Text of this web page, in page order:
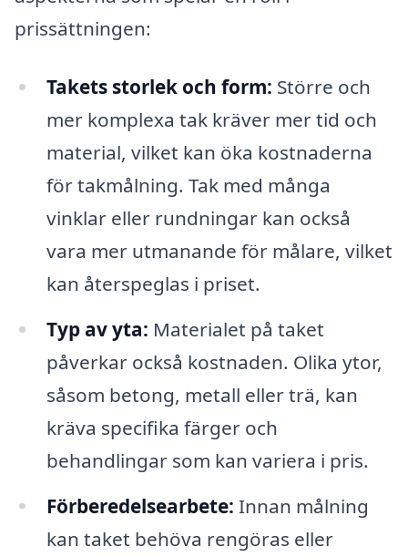
prissättningen:
Takets storlek och form: Större och
mer komplexa tak kräver mer tid och
material, vilket kan öka kostnaderna
för takmålning. Tak med många
vinklar eller rundningar kan också
vara mer utmanande för målare, vilket
kan återspeglas i priset.
Typ av yta: Materialet på taket
påverkar också kostnaden. Olika ytor,
såsom betong, metall eller trä, kan
kräva specifika färger och
behandlingar som kan variera i pris.
Förberedelsearbete: Innan målning
kan taket behöva rengöras eller